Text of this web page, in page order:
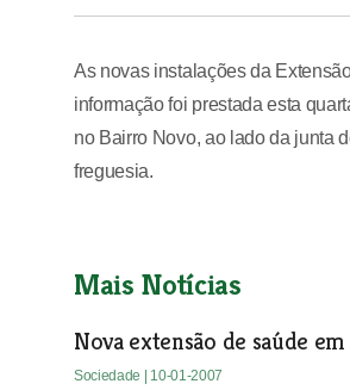
As novas instalações da
informação foi prestada esta
no Bairro Novo, ao lado da junta
freguesia.
Mais Notícias
Nova extensão de saúde
Sociedade | 10-01-2007